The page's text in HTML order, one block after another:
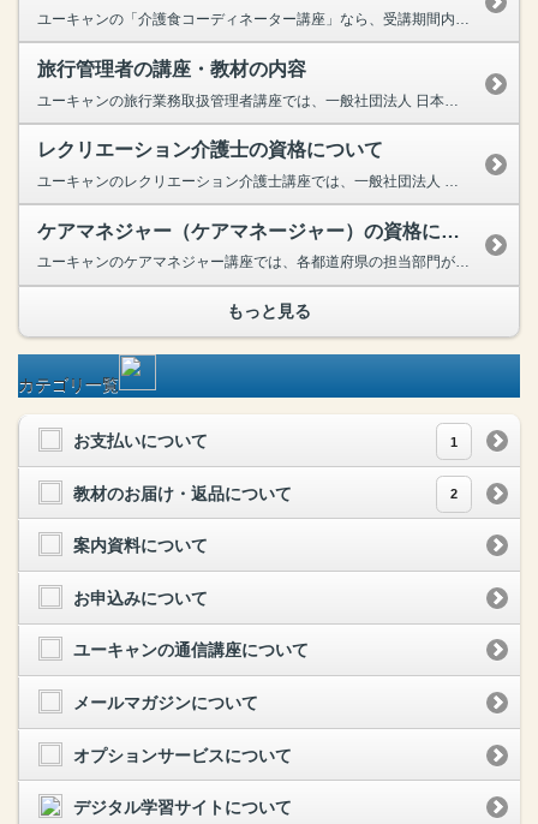
ユーキャンの「介護食コーディネーター講座」なら、受講期間内であれば『いつでも』『在宅で』検定試験の受験が可能です。
旅行管理者の講座・教材の内容
レクリエーション介護士の資格について
ユーキャンのレクリエーション介護士講座では、一般社団法人 日本アクティブコミュニティ協会が認定する、「レクリエーション介護士2級」資格の取得が目指せます。基本的な介護の知識とレクリエーションの知...
ケアマネジャー（ケアマネージャー）の資格について
ユーキャンのケアマネジャー講座では、各都道府県の担当部門が実施している、「介護支援専門員実務研修受講試験」に対応した学習が可能でございます。ケアマネジャーは、介護を必要とする人と、福祉・医療・保...
もっと見る
カテゴリ一覧
お支払いについて 1
教材のお届け・返品について 2
案内資料について
お申込みについて
ユーキャンの通信講座について
メールマガジンについて
オプションサービスについて
デジタル学習サイトについて